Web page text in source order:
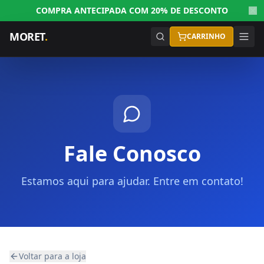
COMPRA ANTECIPADA COM 20% DE DESCONTO
MORET. CARRINHO
Fale Conosco
Estamos aqui para ajudar. Entre em contato!
Voltar para a loja